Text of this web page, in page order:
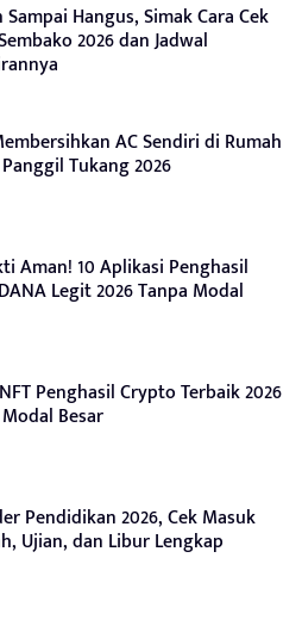
Sampai Hangus, Simak Cara Cek
2026 dan Jadwal
AC Sendiri di Rumah
Tukang 2026
Aman! 10 Aplikasi Penghasil
Legit 2026 Tanpa Modal
Penghasil Crypto Terbaik 2026
Besar
Pendidikan 2026, Cek Masuk
Ujian, dan Libur Lengkap